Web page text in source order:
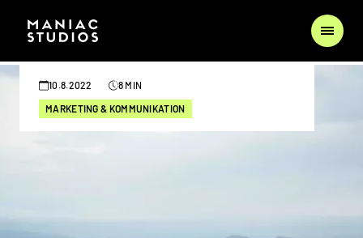
10.8.2022 8 MIN
MARKETING & KOMMUNIKATION